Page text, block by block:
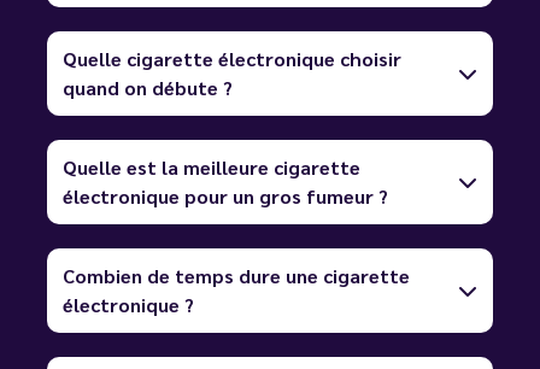
Quelle cigarette électronique choisir
quand on débute ?
Quelle est la meilleure cigarette
électronique pour un gros fumeur ?
Combien de temps dure une cigarette
électronique ?